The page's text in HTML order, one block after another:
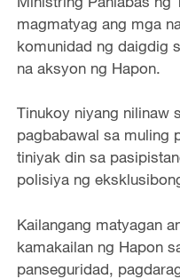
magmatyag ang mga
komunidad ng daigdig
na aksyon ng Hapon.
Tinukoy niyang nilinaw
pagbabawal sa muling
tiniyak din sa
polisiya ng
Kailangang matyagan
kamakailan ng Hapon
panseguridad,